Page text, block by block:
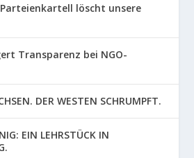
löscht unsere
Transparenz bei NGO-
DER WESTEN SCHRUMPFT.
EIN LEHRSTÜCK IN